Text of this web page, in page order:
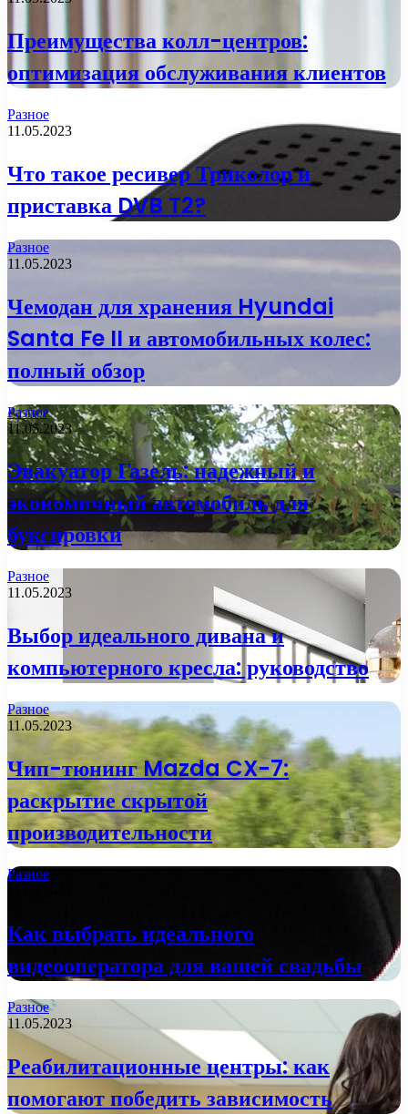
Преимущества колл-центров:
оптимизация обслуживания клиентов
Разное
11.05.2023
Что такое ресивер Триколор и
приставка DVB T2?
Разное
11.05.2023
Чемодан для хранения Hyundai
Santa Fe II и автомобильных колес:
полный обзор
Разное
11.05.2023
Эвакуатор Газель: надежный и
экономичный автомобиль для
буксировки
Разное
11.05.2023
Выбор идеального дивана и
компьютерного кресла: руководство
Разное
11.05.2023
Чип-тюнинг Mazda CX-7:
раскрытие скрытой
производительности
Разное
Как выбрать идеального
видеооператора для вашей свадьбы
Разное
11.05.2023
Реабилитационные центры: как
помогают победить зависимость